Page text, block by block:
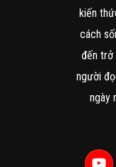
kiến
cách
đến trở
người
ngày